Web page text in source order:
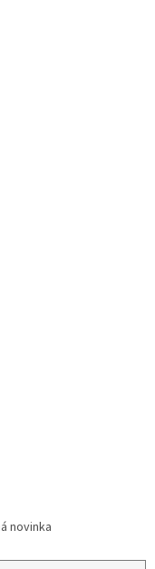
novinka